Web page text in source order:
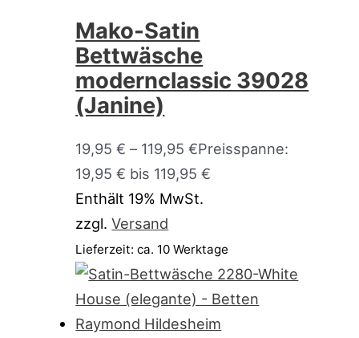
Mako-Satin
Bettwäsche
modernclassic 39028
(Janine)
19,95€ – 119,95€Preisspanne:
19,95 € bis 119,95 €
Enthält 19% MwSt.
zzgl.Versand
Lieferzeit: ca. 10 Werktage